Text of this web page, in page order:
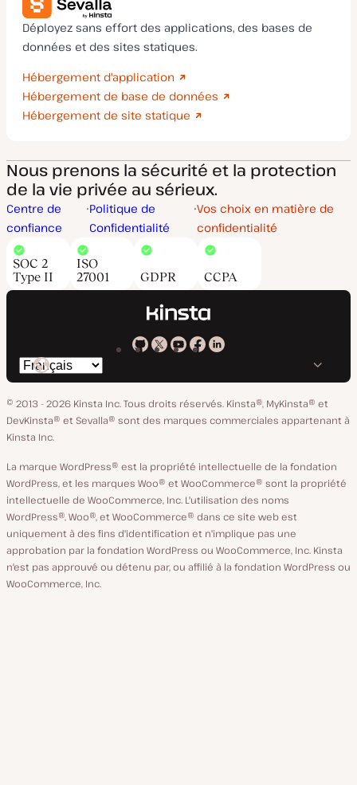
Déployez sans effort des applications, des bases de
données et des sites statiques.
Hébergement d'application
Hébergement de base de données
Hébergement de site statique
Nous prenons la sécurité et la protection
de la vie privée au sérieux.
Centre de
confiance
Politique de
Confidentialité
Vos choix en matière de
confidentialité
SOC 2
Type II
ISO
27001
GDPR CCPA
Kinsta
GitHub
Kinsta
X
Kinsta
YouTube
Kinsta
Facebook
Kinsta
LinkedIn
Changer
de
langue
© 2013 - 2026 Kinsta Inc. Tous droits réservés. Kinsta®, MyKinsta® et
DevKinsta® et Sevalla® sont des marques commerciales appartenant à
Kinsta Inc.
La marque WordPress® est la propriété intellectuelle de la fondation
WordPress, et les marques Woo® et WooCommerce® sont la propriété
intellectuelle de WooCommerce, Inc. L'utilisation des noms
WordPress®, Woo®, et WooCommerce® dans ce site web est
uniquement à des fins d'identification et n'implique pas une
approbation par la fondation WordPress ou WooCommerce, Inc. Kinsta
n'est pas approuvé ou détenu par, ou affilié à la fondation WordPress ou
WooCommerce, Inc.